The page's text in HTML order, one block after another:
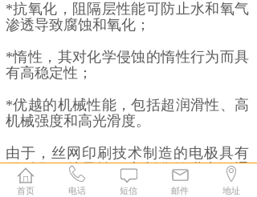
*抗氧化，阻隔层性能可防止水和氧气
渗透导致腐蚀和氧化；
*惰性，其对化学侵蚀的惰性行为而具
有高稳定性；
*优越的机械性能，包括超润滑性、高
机械强度和高光滑度。
由于，丝网印刷技术制造的电极具有
微型化、特异性、定制化的潜力，通
过修饰和功能化，丝网印刷电极可实
首页 电话 短信 邮件 地址